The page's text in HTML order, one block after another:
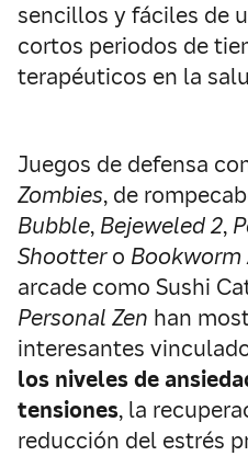
sencillos y fáciles de
cortos periodos de
terapéuticos en la
Juegos de defensa
Zombies, de
Bubble, Bejeweled 2,
Shoottero Bookworm
arcade como Sushi
Personal Zen han
interesantes
los niveles de
tensiones, la
reducción del estrés